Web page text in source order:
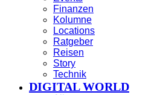
Finanzen
Kolumne
Locations
Ratgeber
Reisen
Story
Technik
DIGITAL WORLD